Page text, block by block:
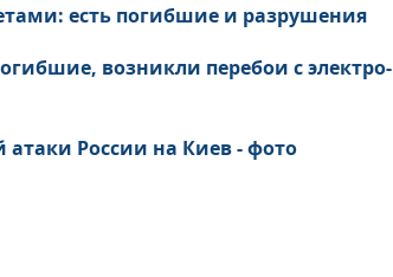
есть погибшие и разрушения
возникли перебои с электро-
России на Киев - фото